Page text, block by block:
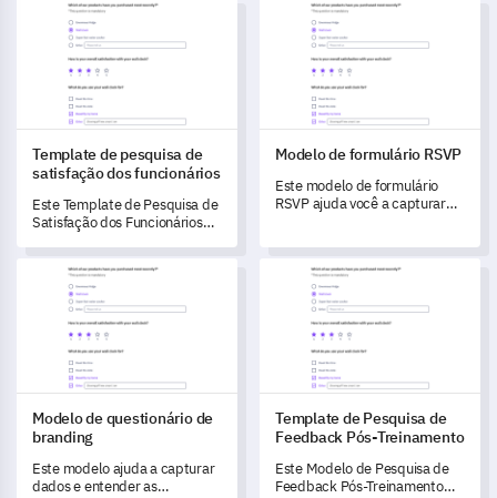
qualidade do serviço do seu
hotel, capturando as
experiências dos hóspedes
durante a estadia.
Template de pesquisa de satisfação dos funcionários
Template de pesquisa de
satisfação dos funcionários
Este Template de Pesquisa de
Satisfação dos Funcionários
cruciais para entender e
transformar o ambiente de
trabalho.
Modelo de formulário RSVP
Modelo de formulário RSVP
Este modelo de formulário
RSVP ajuda você a capturar
preferências de atividades de
forma eficiente.
Modelo de questionário de branding
Modelo de questionário de
branding
Este modelo ajuda a capturar
dados e entender as
Template de Pesquisa de
Template de Pesquisa de
Feedback Pós-Treinamento
Este Modelo de Pesquisa de
Feedback Pós-Treinamento